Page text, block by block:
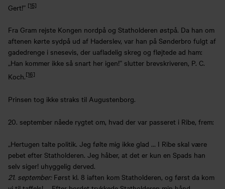
Gert!” [15]
Fra Gram rejste Kongen nordpå og Statholderen østpå. Da han om
aftenen kørte sydpå ud af Haderslev, var han på Sønderbro fulgt af
gadedrenge i snesevis, der uafladelig skreg og fløjtede ad ham:
„Han kommer ikke så snart her igen!” slutter brevskriveren, P. C.
Koch.[16]
Prinsen tog ikke straks til Augustenborg.
20. september nåede rygtet om, hvad der var passeret i Ribe, frem:
„Hertugen talte politik. Jeg følte mig ikke glad … I Ribe skal være
pebet efter Statholderen. Jeg håber, at det er kun en Spads han
selv siger! uhyggelig derved.
21. september:Først kl. 8 iaften kom Statholderen, og først da kom